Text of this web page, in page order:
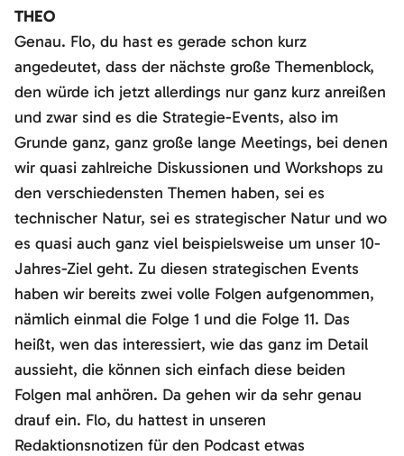
THEO
Genau. Flo, du hast es gerade schon kurz
angedeutet, dass der nächste große Themenblock,
den würde ich jetzt allerdings nur ganz kurz anreißen
und zwar sind es die Strategie-Events, also im
Grunde ganz, ganz große lange Meetings, bei denen
wir quasi zahlreiche Diskussionen und Workshops zu
den verschiedensten Themen haben, sei es
technischer Natur, sei es strategischer Natur und wo
es quasi auch ganz viel beispielsweise um unser 10-
Jahres-Ziel geht. Zu diesen strategischen Events
haben wir bereits zwei volle Folgen aufgenommen,
nämlich einmal die Folge 1 und die Folge 11. Das
heißt, wen das interessiert, wie das ganz im Detail
aussieht, die können sich einfach diese beiden
Folgen mal anhören. Da gehen wir da sehr genau
drauf ein. Flo, du hattest in unseren
Redaktionsnotizen für den Podcast etwas